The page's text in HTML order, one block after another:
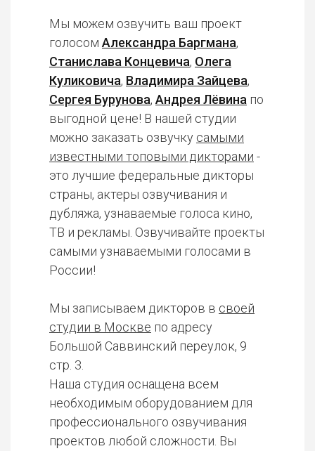
Мы можем озвучить ваш проект
голосом Александра Баргмана,
Станислава Концевича, Олега
Куликовича, Владимира Зайцева,
Сергея Бурунова, Андрея Лёвина по
выгодной цене! В нашей студии
можно заказать озвучку самыми
известными топовыми дикторами -
это лучшие федеральные дикторы
страны, актеры озвучивания и
дубляжа, узнаваемые голоса кино,
ТВ и рекламы. Озвучивайте проекты
самыми узнаваемыми голосами в
России!
Мы записываем дикторов в своей
студии в Москве по адресу
Большой Саввинский переулок, 9
стр. 3.
Наша студия оснащена всем
необходимым оборудованием для
профессионального озвучивания
проектов любой сложности. Вы